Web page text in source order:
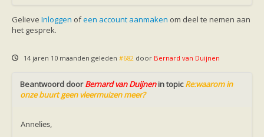
Mopsvleermuis
Ruige dwergvleermuis
Tweekleurige vleermuis
Watervleermuis
Vleermuizen en eikenprocessierups
Knutselen
Gelieve Inloggen ofeen account aanmaken om deel te nemen aan
het gesprek.
14 jaren 10 maanden geleden #682 door Bernard van Duijnen
Beantwoord doorBernard van Duijnenin topicRe:waarom in
onze buurt geen vleermuizen meer?
Annelies,